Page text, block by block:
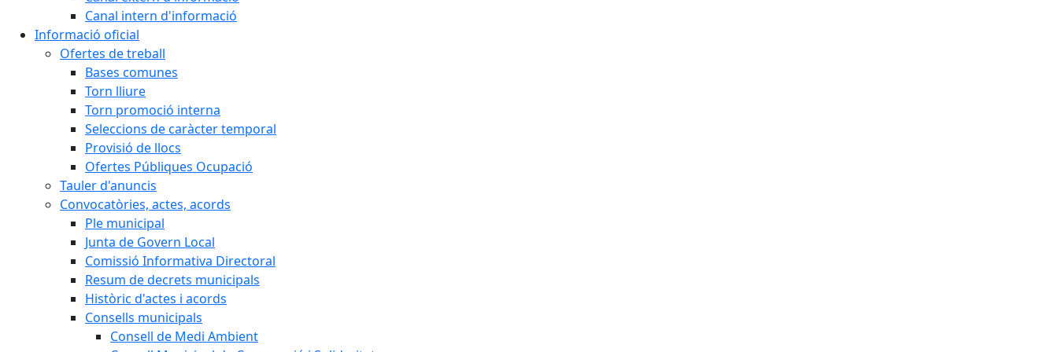
Canal intern d'informació
Informació oficial
Ofertes de treball
Bases comunes
Torn lliure
Torn promoció interna
Seleccions de caràcter temporal
Provisió de llocs
Ofertes Públiques Ocupació
Tauler d'anuncis
Convocatòries, actes, acords
Ple municipal
Junta de Govern Local
Comissió Informativa Directoral
Resum de decrets municipals
Històric d'actes i acords
Consells municipals
Consell de Medi Ambient